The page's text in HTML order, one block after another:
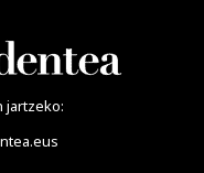
jartzeko: